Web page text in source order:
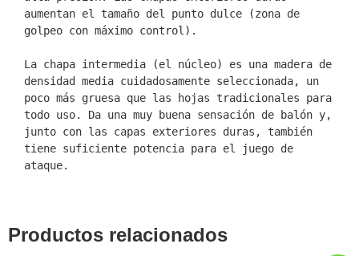
aumentan el tamaño del punto dulce (zona de
golpeo con máximo control).
La chapa intermedia (el núcleo) es una madera de
densidad media cuidadosamente seleccionada, un
poco más gruesa que las hojas tradicionales para
todo uso. Da una muy buena sensación de balón y,
junto con las capas exteriores duras, también
tiene suficiente potencia para el juego de
ataque.
Productos relacionados